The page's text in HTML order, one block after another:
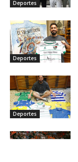
Deportes
Deportes
Deportes